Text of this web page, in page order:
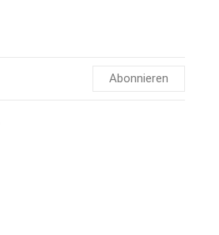
Abonnieren